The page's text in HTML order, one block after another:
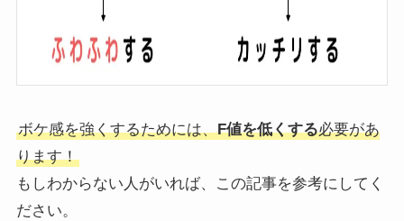
ボケ感を強くするためには、F値を低くする必要があ
ります！
もしわからない人がいれば、この記事を参考にしてく
ださい。